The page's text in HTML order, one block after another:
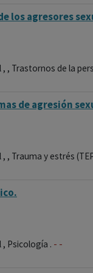
los agresores
, Trastornos de la
de agresión
, Trauma y estrés
Psicología . - -